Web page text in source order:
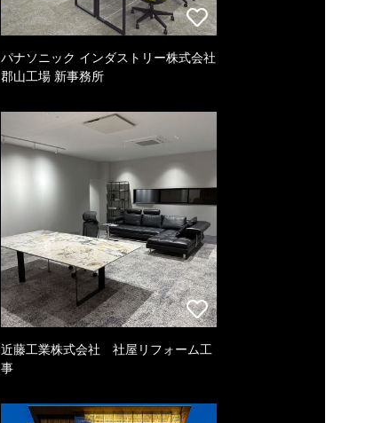
パナソニック インダストリー株式会社
郡山工場 新事務所
近藤工業株式会社 社屋リフォーム工
事